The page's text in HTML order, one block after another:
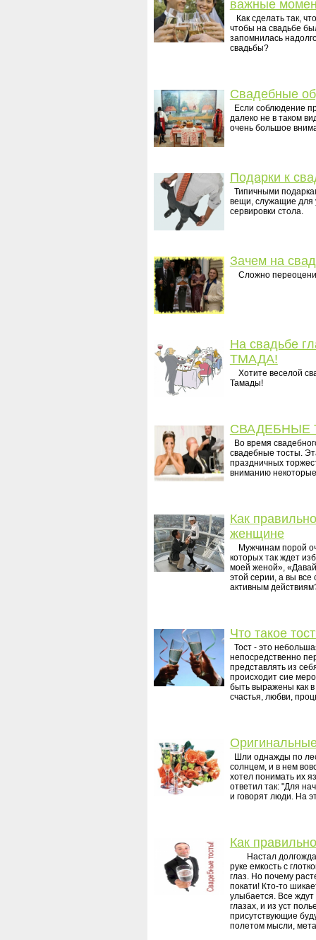
важные
Как сделать так,
чтобы на свадьбе
запомнилась
свадьбы?
Свадебные
Если соблюдение
далеко не в таком
очень большое
Подарки к
Типичными
вещи, служащие для
сервировки стола.
Зачем на
Сложно
На свадьбе
ТМАДА!
Хотите веселой
Тамады!
СВАДЕБНЫЕ
Во время
свадебные тосты.
праздничных
вниманию
Как
женщине
Мужчинам порой
которых так ждет
моей женой»,
этой серии, а вы все
активным
Что такое
Тост - это
непосредственно
представлять из
происходит сие
быть выражены как
счастья, любви,
Шли однажды по
солнцем, и в нем
хотел понимать их
ответил так: "Для
и говорят люди. На
Как
Настал
руке емкость с
глаз. Но почему
покати! Кто-то
улыбается. Все ждут
глазах, и из уст
присутствующие
полетом мысли,